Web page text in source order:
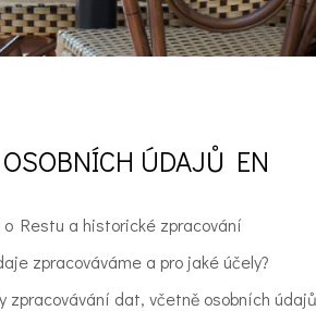
ÚDAJŮ EN
Restu a historické zpracování
zpracováváme a pro jaké účely?
zpracovávání dat, včetně osobních údajů